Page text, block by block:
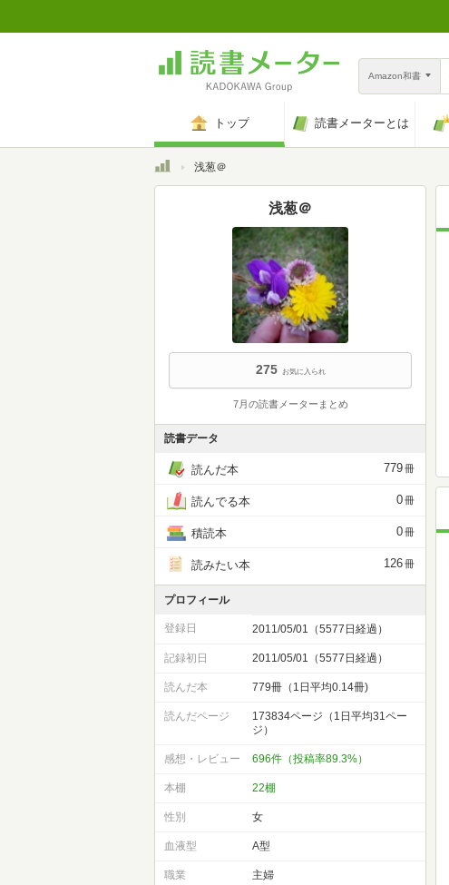
Amazon和書
トップ 読書メーターとは
トップ浅葱＠
浅葱＠
275 お気に入られ
7月の読書メーターまとめ
読書データ
読んだ本 779冊
読んでる本 0冊
積読本 0冊
読みたい本 126冊
プロフィール
登録日 2011/05/01（5577日経過）
記録初日 2011/05/01（5577日経過）
読んだ本 779冊（1日平均0.14冊)
読んだページ
173834ページ（1日平均31ペー
ジ）
感想・レビュー 696件（投稿率89.3%）
本棚 22棚
性別 女
血液型 A型
職業 主婦